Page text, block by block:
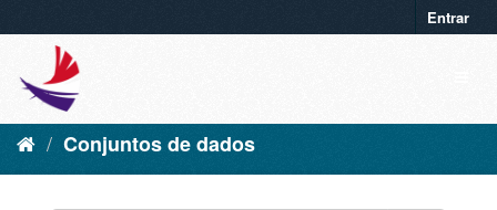
Entrar
Conjuntos de dados